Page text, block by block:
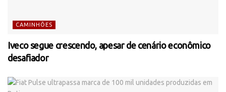
CAMINHÕES
Iveco segue crescendo, apesar de cenário econômico
desafiador